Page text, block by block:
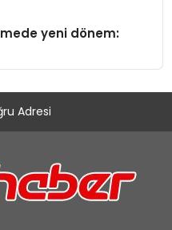
yeni dönem:
Adresi